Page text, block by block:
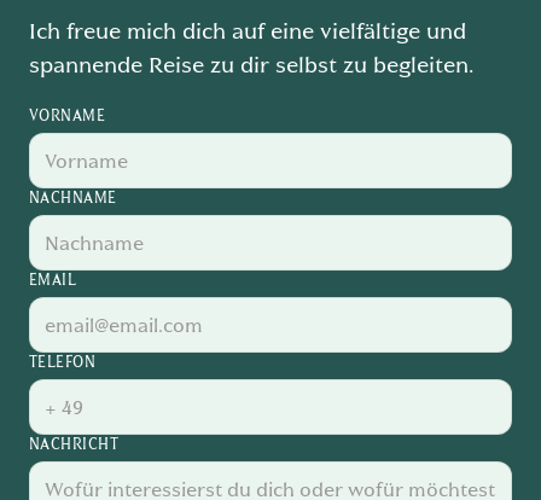
Ich freue mich dich auf eine vielfältige und
spannende Reise zu dir selbst zu begleiten.
VORNAME
NACHNAME
EMAIL
TELEFON
NACHRICHT